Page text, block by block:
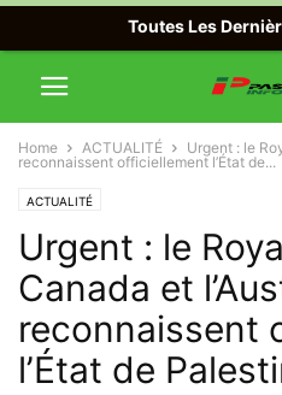
Home ACTUALITÉ
Urgent : le
reconnaissent officiellement l’État de...
ACTUALITÉ
Urgent : le
Canada et
reconnaissent
l’État de
Toutes Les